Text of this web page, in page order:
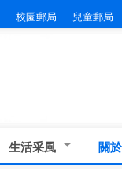
校園郵局 兒童郵局
生活采風 關